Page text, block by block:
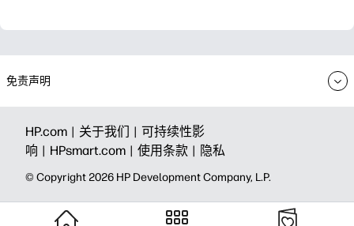
免责声明
HP.com | 关于我们 | 可持续性影
响 | HPsmart.com | 使用条款 | 隐私
© Copyright 2026 HP Development Company, L.P.